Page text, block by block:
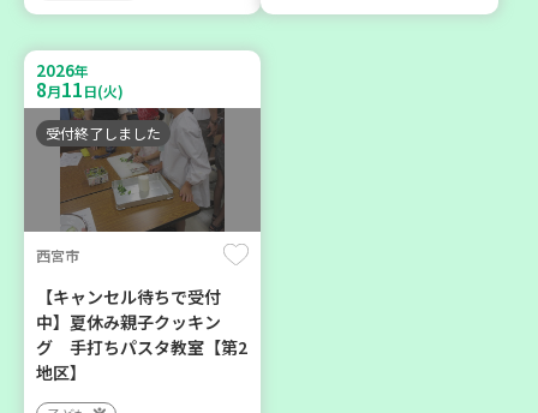
地域で暮らしたい 「コープ
くらしの助け合いの会」(会
場：住吉)
ボランティア
2026年
8月27
2026年
8月11日(火)
受付終了しました
西宮市
【キャンセル待ちで受付
中】夏休み親子クッキン
グ 手打ちパスタ教室【第2
地区】